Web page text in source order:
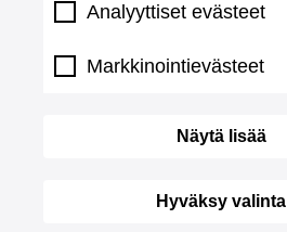
Analyyttiset evästeet
Markkinointievästeet
Näytä lisää
Hyväksy valinta